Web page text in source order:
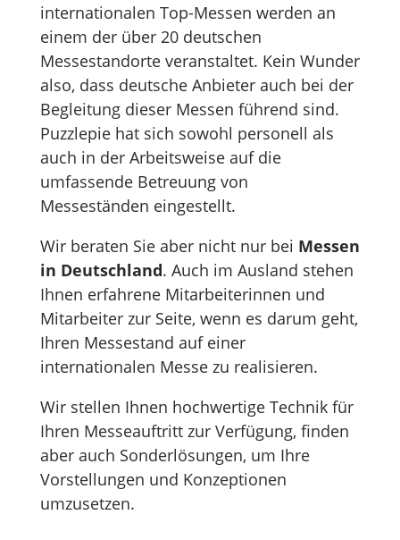
internationalen Top-Messen werden an
einem der über 20 deutschen
Messestandorte veranstaltet. Kein Wunder
also, dass deutsche Anbieter auch bei der
Begleitung dieser Messen führend sind.
Puzzlepie hat sich sowohl personell als
auch in der Arbeitsweise auf die
umfassende Betreuung von
Messeständen eingestellt.
Wir beraten Sie aber nicht nur bei Messen
in Deutschland. Auch im Ausland stehen
Ihnen erfahrene Mitarbeiterinnen und
Mitarbeiter zur Seite, wenn es darum geht,
Ihren Messestand auf einer
internationalen Messe zu realisieren.
Wir stellen Ihnen hochwertige Technik für
Ihren Messeauftritt zur Verfügung, finden
aber auch Sonderlösungen, um Ihre
Vorstellungen und Konzeptionen
umzusetzen.